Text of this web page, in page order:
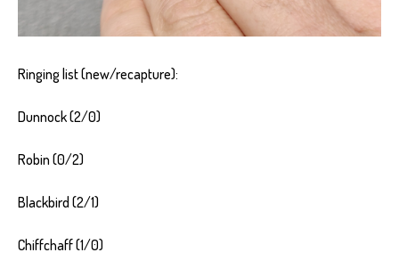
Ringing list (new/recapture):
Dunnock (2/0)
Robin (0/2)
Blackbird (2/1)
Chiffchaff (1/0)